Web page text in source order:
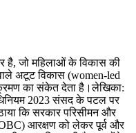
है, जो महिलाओं के विकास की
अटूट विकास (women-led
का संकेत देता है।लेखिका:
2023 संसद के पटल पर
कि सरकार परिसीमन और
आरक्षण को लेकर पूर्व और